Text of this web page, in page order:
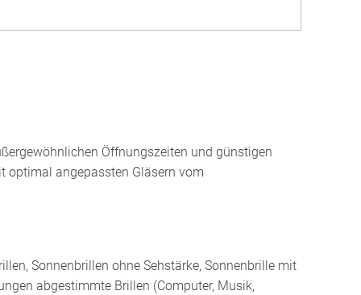
Öffnungszeiten und günstigen
optimal angepassten Gläsern vom
Sonnenbrillen ohne Sehstärke, Sonnenbrille mit
abgestimmte Brillen (Computer, Musik,